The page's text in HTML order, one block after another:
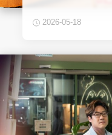
2026-05-18